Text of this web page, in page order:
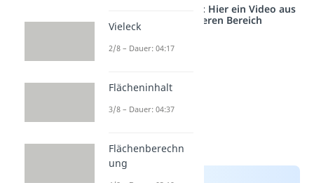
Studyflix vernetzt: Hier ein Video aus
einem anderen Bereich
Vieleck
2/8 – Dauer: 04:17
Flächeninhalt
3/8 – Dauer: 04:37
Flächenberechn
ung